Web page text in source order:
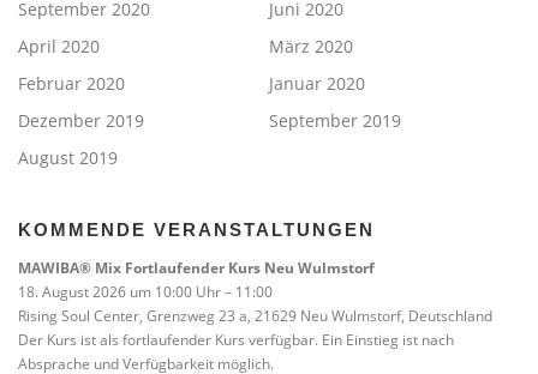
September 2020
Juni 2020
April 2020
März 2020
Februar 2020
Januar 2020
Dezember 2019
September 2019
August 2019
KOMMENDE VERANSTALTUNGEN
MAWIBA® Mix Fortlaufender Kurs Neu Wulmstorf
18. August 2026 um 10:00 Uhr – 11:00
Rising Soul Center, Grenzweg 23 a, 21629 Neu Wulmstorf, Deutschland
Der Kurs ist als fortlaufender Kurs verfügbar. Ein Einstieg ist nach
Absprache und Verfügbarkeit möglich.